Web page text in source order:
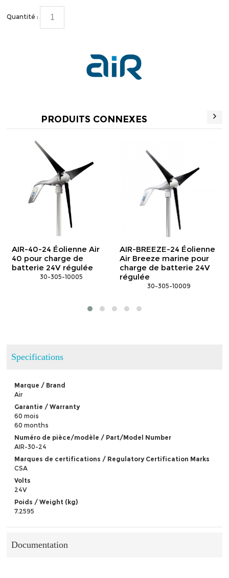
Quantité :
PRODUITS CONNEXES
AIR-40-24 Éolienne Air
40 pour charge de
batterie 24V régulée
30-305-10005
AIR-BREEZE-24 Éolienne
Air Breeze marine pour
charge de batterie 24V
régulée
30-305-10009
Specifications
Marque / Brand
Air
Garantie / Warranty
60 mois
60 months
Numéro de pièce/modèle / Part/Model Number
AIR-30-24
Marques de certifications / Regulatory Certification Marks
CSA
Volts
24V
Poids / Weight (kg)
7.2595
Documentation